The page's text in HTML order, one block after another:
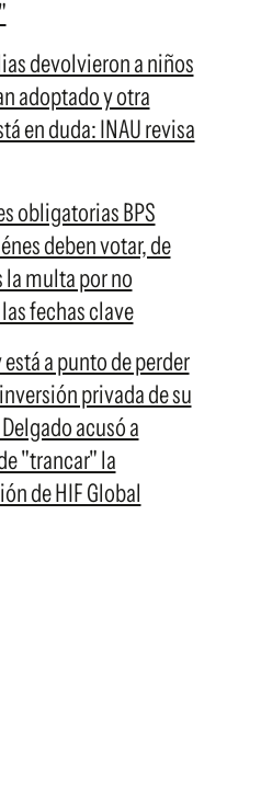
3,45
devolvieron a niños
adoptado y otra
en duda: INAU revisa
obligatorias BPS
deben votar, de
la multa por no
fechas clave
a punto de perder
privada de su
acusó a
"trancar" la
de HIF Global